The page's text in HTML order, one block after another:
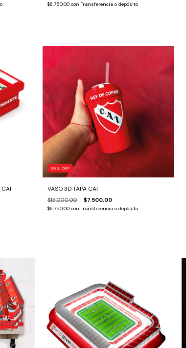
$6.750,00 con Transferencia o depósito
CAI
50 % OFF
VASO 3D TAPA CAI
$15.000,00 $7.500,00
$6.750,00 con Transferencia o depósito